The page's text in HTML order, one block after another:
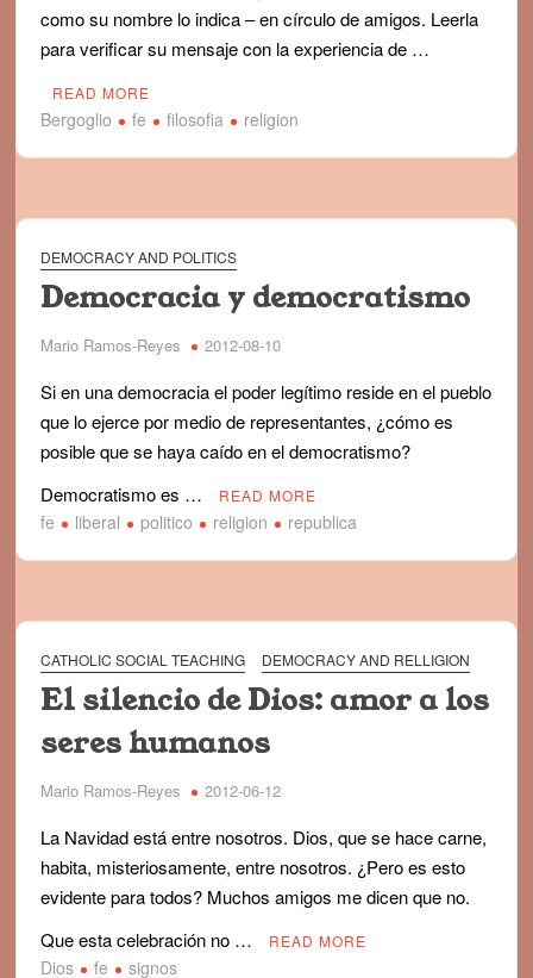
como su nombre lo indica – en círculo de amigos. Leerla
para verificar su mensaje con la experiencia de …
READ MORE
Bergoglio fe filosofia religion
DEMOCRACY AND POLITICS
Democracia y democratismo
Mario Ramos-Reyes 2012-08-10
Si en una democracia el poder legítimo reside en el pueblo
que lo ejerce por medio de representantes, ¿cómo es
posible que se haya caído en el democratismo?
Democratismo es …
READ MORE
fe liberal politico religion republica
CATHOLIC SOCIAL TEACHING DEMOCRACY AND RELLIGION
El silencio de Dios: amor a los
seres humanos
Mario Ramos-Reyes 2012-06-12
La Navidad está entre nosotros. Dios, que se hace carne,
habita, misteriosamente, entre nosotros. ¿Pero es esto
evidente para todos? Muchos amigos me dicen que no.
Que esta celebración no …
READ MORE
Dios fe signos